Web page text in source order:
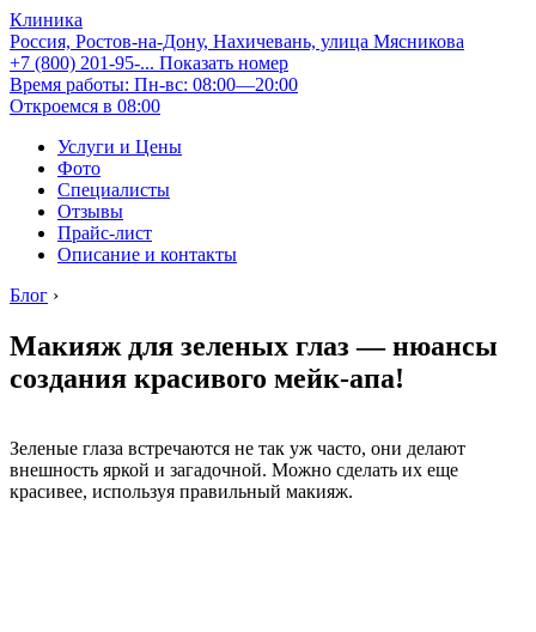
Клиника
Россия, Ростов-на-Дону, Нахичевань, улица Мясникова
+7 (800) 201-95-... Показать номер
Время работы: Пн-вс: 08:00—20:00
Откроемся в 08:00
Услуги и Цены
Фото
Специалисты
Отзывы
Прайс-лист
Описание и контакты
Блог ›
Макияж для зеленых глаз — нюансы
создания красивого мейк-апа!
Зеленые глаза встречаются не так уж часто, они делают
внешность яркой и загадочной. Можно сделать их еще
красивее, используя правильный макияж.